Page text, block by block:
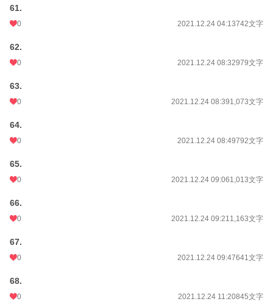
61.
0 2021.12.24 04:13742文字
62.
0 2021.12.24 08:32979文字
63.
0 2021.12.24 08:391,073文字
64.
0 2021.12.24 08:49792文字
65.
0 2021.12.24 09:061,013文字
66.
0 2021.12.24 09:211,163文字
67.
0 2021.12.24 09:47641文字
68.
0 2021.12.24 11:20845文字